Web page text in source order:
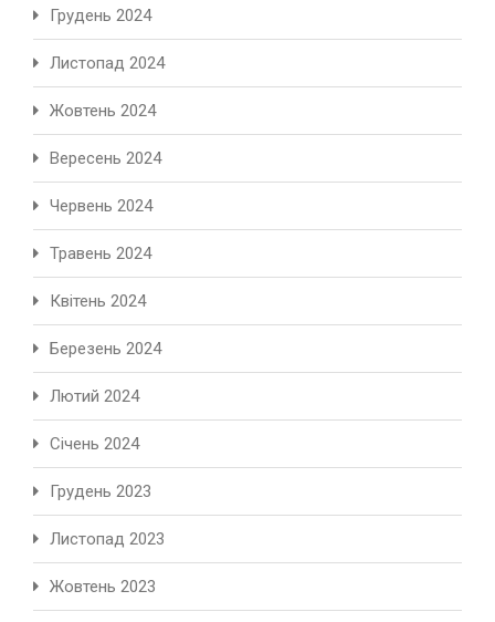
Грудень 2024
Листопад 2024
Жовтень 2024
Вересень 2024
Червень 2024
Травень 2024
Квітень 2024
Березень 2024
Лютий 2024
Січень 2024
Грудень 2023
Листопад 2023
Жовтень 2023